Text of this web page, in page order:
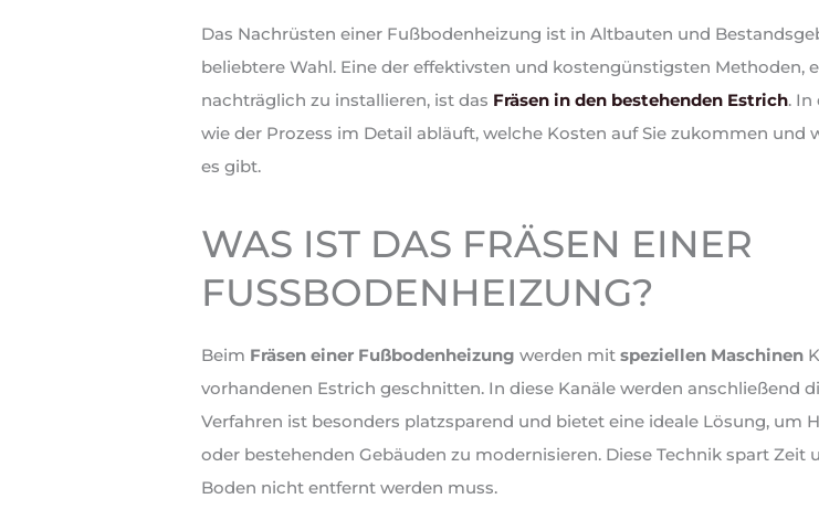
Das Nachrüsten einer Fußbodenheizung ist in Altbauten und
beliebtere Wahl. Eine der effektivsten und kostengünstigsten Methoden,
nachträglich zu installieren, ist das Fräsen in den bestehenden Estrich. In
wie der Prozess im Detail abläuft, welche Kosten auf Sie zukommen
es gibt.
WAS IST DAS FRÄSEN EINER
FUSSBODENHEIZUNG?
Beim Fräsen einer Fußbodenheizung werden mitspeziellen Maschinen
vorhandenen Estrich geschnitten. In diese Kanäle werden anschließend
Verfahren ist besonders platzsparend und bietet eine ideale Lösung, um
oder bestehenden Gebäuden zu modernisieren. Diese Technik spart Zeit
Boden nicht entfernt werden muss.